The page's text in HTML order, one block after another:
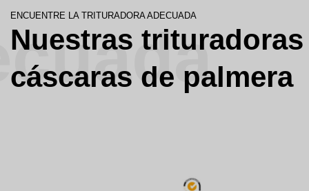
ENCUENTRE LA TRITURADORA ADECUADA
Nuestras
cáscaras de palmera